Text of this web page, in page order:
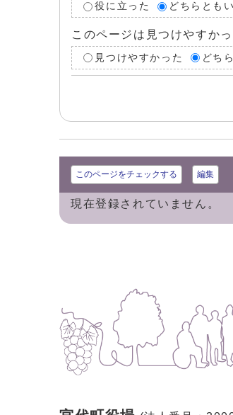
役に立った どちらとも
このページは見つけやすか
見つけやすかった どち
このページをチェックする 編集
現在登録されていません。